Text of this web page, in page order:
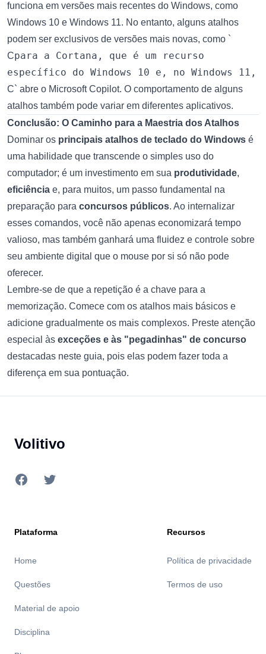
funciona em versões mais recentes do Windows, como
Windows 10 e Windows 11. No entanto, alguns atalhos
podem ser exclusivos de versões mais novas, como `
Cpara a Cortana, que é um recurso
específico do Windows 10 e, no Windows 11,
C` abre o Microsoft Copilot. O comportamento de alguns
atalhos também pode variar em diferentes aplicativos.
Conclusão: O Caminho para a Maestria dos Atalhos
Dominar os principais atalhos de teclado do Windows é
uma habilidade que transcende o simples uso do
computador; é um investimento em sua produtividade,
eficiência e, para muitos, um passo fundamental na
preparação para concursos públicos. Ao internalizar
esses comandos, você não apenas economizará tempo
valioso, mas também ganhará uma fluidez e controle sobre
seu ambiente digital que o mouse por si só não pode
oferecer.
Lembre-se de que a repetição é a chave para a
memorização. Comece com os atalhos mais básicos e
adicione gradualmente os mais complexos. Preste atenção
especial às exceções e às "pegadinhas" de concurso
destacadas neste guia, pois elas podem fazer toda a
diferença em sua pontuação.
Volitivo
Facebook
Twitter
Plataforma
Home
Questões
Material de apoio
Disciplina
Recursos
Política de privacidade
Termos de uso